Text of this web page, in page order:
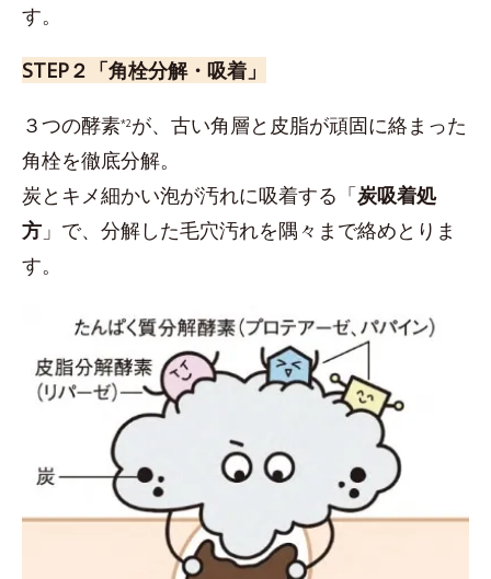
す。
STEP２「角栓分解・吸着」
３つの酵素*2が、古い角層と皮脂が頑固に絡まった
角栓を徹底分解。
炭とキメ細かい泡が汚れに吸着する「炭吸着処
方 」で、分解した毛穴汚れを隅々まで絡めとりま
す。